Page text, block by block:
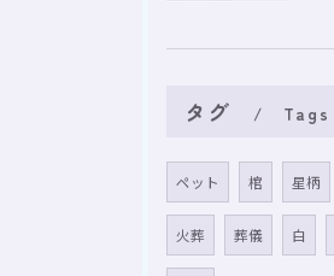
タグ Tags
ペット 棺 星柄
火葬 葬儀 白